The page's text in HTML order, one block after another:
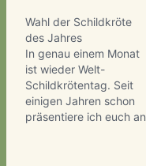
Wahl der Schildkröte
des Jahres
In genau einem Monat
ist wieder Welt-
Schildkrötentag. Seit
einigen Jahren schon
präsentiere ich euch an